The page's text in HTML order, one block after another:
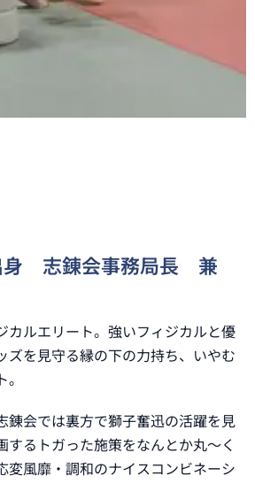
身 志錬会事務局長 兼
カルエリート。強いフィジカルと優
ズを見守る縁の下の力持ち、いやむ
錬会では裏方で獅子奮迅の活躍を見
するトガった施策をなんとか丸～く
変風靡・調和のナイスコンビネーシ